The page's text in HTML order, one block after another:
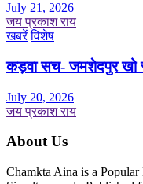
July 21, 2026
जय प्रकाश राय
खबरें विशेष
कड़वा सच- जमशेदपुर खो
July 20, 2026
जय प्रकाश राय
About Us
Chamkta Aina is a